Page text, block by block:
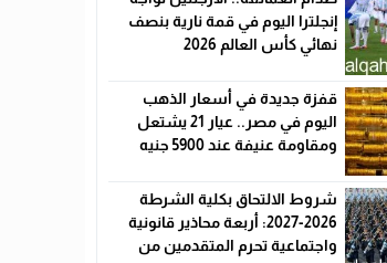
إنجلترا اليوم في قمة نارية بنصف
نهائي كأس العالم 2026
قفزة جديدة في أسعار الذهب
اليوم في مصر.. عيار 21 يشتعل
ومقاومة عنيفة عند 5900 جنيه
شروط الالتحاق بكلية الشرطة
2026-2027: أربعة محاذير قانونية
واجتماعية تحرم المتقدمين من